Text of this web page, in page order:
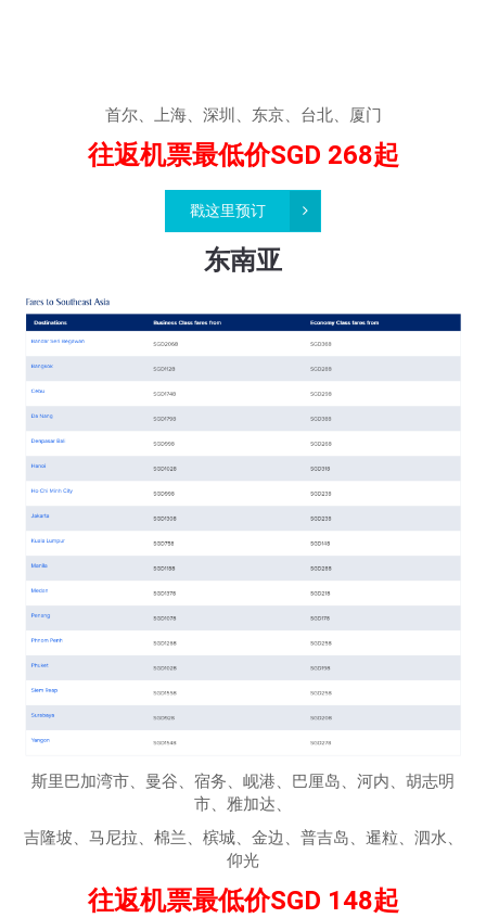
首尔、上海、深圳、东京、台北、厦门
往返机票最低价SGD 268起
戳这里预订
东南亚
斯里巴加湾市、曼谷、宿务、岘港、巴厘岛、河内、胡志明
市、雅加达、
吉隆坡、马尼拉、棉兰、槟城、金边、普吉岛、暹粒、泗水、
仰光
往返机票最低价SGD 148起